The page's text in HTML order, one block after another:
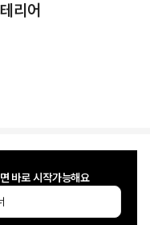
리어
바로 시작가능해요